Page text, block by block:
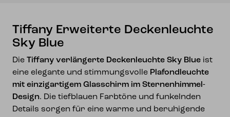
Tiffany Erweiterte Deckenleuchte
Sky Blue
Die Tiffany verlängerte Deckenleuchte Sky Blue ist
eine elegante und stimmungsvolle Plafondleuchte
mit einzigartigem Glasschirm im Sternenhimmel-
Design. Die tiefblauen Farbtöne und funkelnden
Details sorgen für eine warme und beruhigende